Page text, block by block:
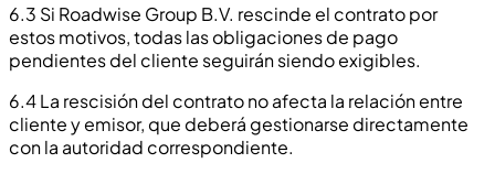
6.3 Si Roadwise Group B.V. rescinde el contrato por
estos motivos, todas las obligaciones de pago
pendientes del cliente seguirán siendo exigibles.
6.4 La rescisión del contrato no afecta la relación entre
cliente y emisor, que deberá gestionarse directamente
con la autoridad correspondiente.